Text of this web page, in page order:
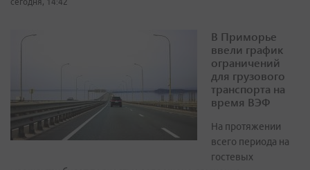
сегодня, 14:42
В Приморье
ввели график
ограничений
для грузового
транспорта на
время ВЭФ
На протяжении
всего периода на
гостевых